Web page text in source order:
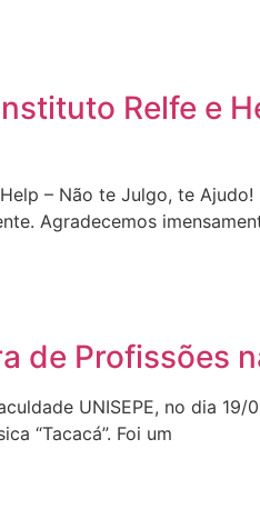
Relfe e
– Não te Julgo, te
Agradecemos
de Profissões
UNISEPE, no dia
“Tacacá”. Foi um